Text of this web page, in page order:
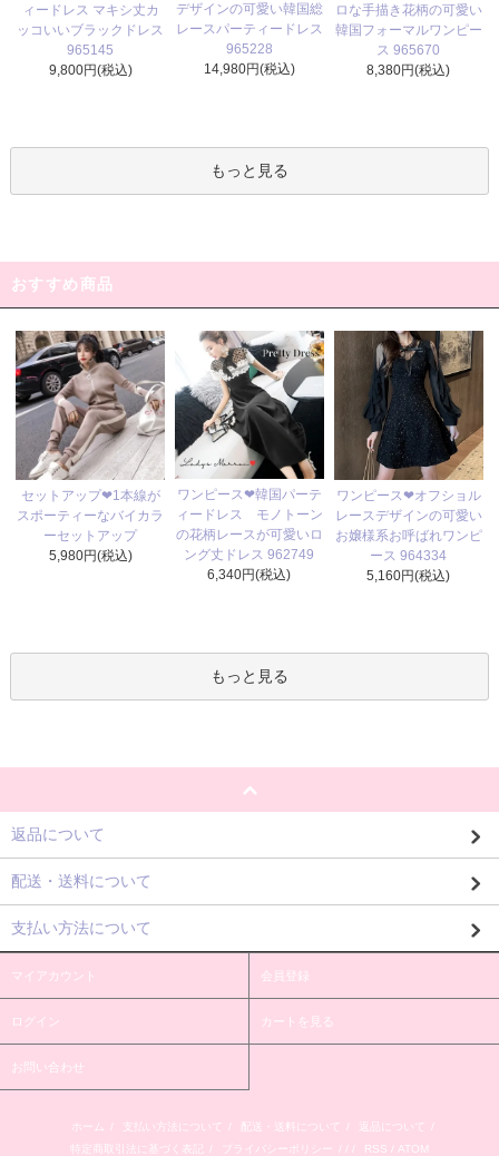
ィードレス マキシ丈カ
ッコいいブラックドレス
965145
9,800円(税込)
デザインの可愛い韓国総
レースパーティードレス
965228
14,980円(税込)
ロな手描き花柄の可愛い
韓国フォーマルワンピー
ス 965670
8,380円(税込)
もっと見る
おすすめ商品
セットアップ❤1本線が
スポーティーなバイカラ
ーセットアップ
5,980円(税込)
ワンピース❤韓国パーテ
ィードレス モノトーン
の花柄レースが可愛いロ
ング丈ドレス 962749
6,340円(税込)
ワンピース❤オフショル
レースデザインの可愛い
お嬢様系お呼ばれワンピ
ース 964334
5,160円(税込)
もっと見る
返品について
配送・送料について
支払い方法について
マイアカウント 会員登録
ログイン カートを見る
お問い合わせ
ホーム / 支払い方法について / 配送・送料について / 返品について
/
特定商取引法に基づく表記
/ プライバシーポリシー / / / RSS / ATOM